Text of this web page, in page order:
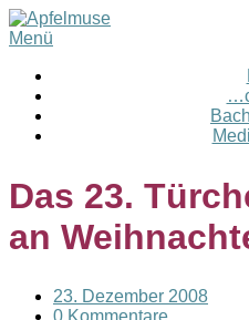
Menü
Das 23.
an
23. Dezember 2008
0 Kommentare